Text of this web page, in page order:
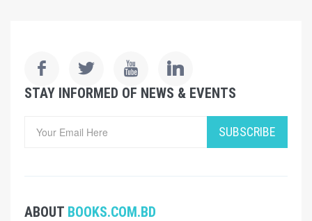
STAY INFORMED OF NEWS & EVENTS
SUBSCRIBE
ABOUT BOOKS.COM.BD